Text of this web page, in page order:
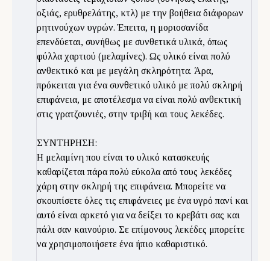
οξιάς, ερυθρελάτης, κτλ) με την βοήθεια διάφορων
ρητινούχων υγρών. Έπειτα, η μοριοσανίδα
επενδύεται, συνήθως με συνθετικά υλικά, όπως
φύλλα χαρτιού (μελαμίνες). Ως υλικό είναι πολύ
ανθεκτικό και με μεγάλη σκληρότητα. Άρα,
πρόκειται για ένα συνθετικό υλικό με πολύ σκληρή
επιφάνεια, με αποτέλεσμα να είναι πολύ ανθεκτική
στις γρατζουνιές, στην τριβή και τους λεκέδες.
ΣΥΝΤΗΡΗΣΗ:
Η μελαμίνη που είναι το υλικό κατασκευής
καθαρίζεται πάρα πολύ εύκολα από τους λεκέδες
χάρη στην σκληρή της επιφάνεια. Μπορείτε να
σκουπίσετε όλες τις επιφάνειες με ένα υγρό πανί και
αυτό είναι αρκετό για να δείξει το κρεβάτι σας και
πάλι σαν καινούριο. Σε επίμονους λεκέδες μπορείτε
να χρησιμοποιήσετε ένα ήπιο καθαριστικό.